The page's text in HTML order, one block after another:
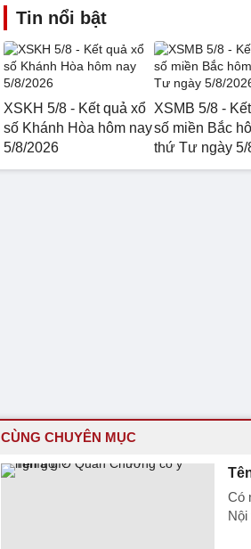
Tin nổi bật
XSKH 5/8 - Kết quả xổ
số Khánh Hòa hôm nay
5/8/2026
XSMB 5/8 -
số miền Bắc
thứ Tư ngày 5/
CÙNG CHUYÊN MỤC
Có
Nội